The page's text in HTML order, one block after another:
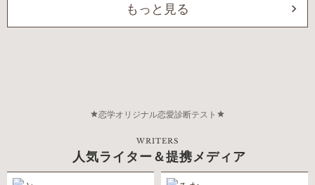
もっと見る
恋学オリジナル恋愛診断テスト
WRITERS
人気ライター＆提携メディア